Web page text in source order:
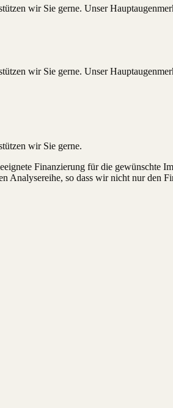
wir Sie gerne. Unser
wir Sie gerne. Unser
wir Sie gerne.
Finanzierung für die gewünschte
Analysereihe, so dass wir nicht nur den